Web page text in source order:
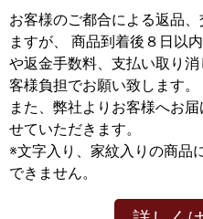
お客様のご都合による返品
ますが、
商品到着後８日以
や返金手数料、支払い取り
客様負担でお願い致します。
また、弊社よりお客様へお
せていただきます。
※文字入り、家紋入りの商品
できません。